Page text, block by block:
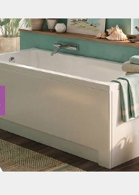
Black 160
fekete
160 cm zuhanyajtó
6 mm edzett,
»